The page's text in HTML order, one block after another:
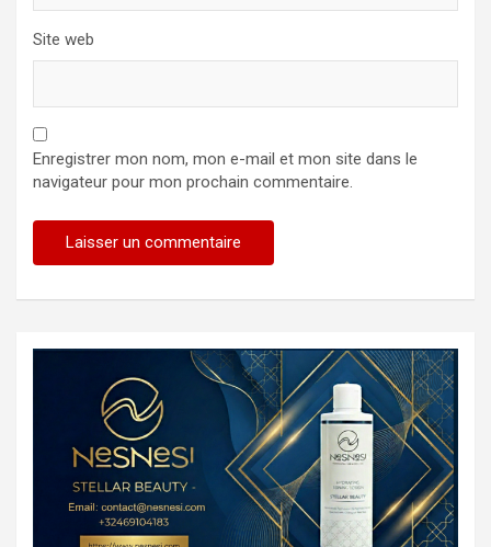
Site web
Enregistrer mon nom, mon e-mail et mon site dans le
navigateur pour mon prochain commentaire.